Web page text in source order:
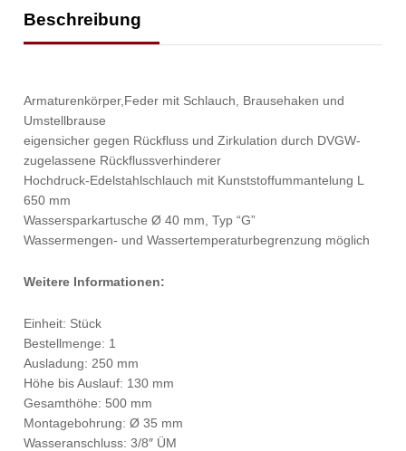
Beschreibung
Armaturenkörper,Feder mit Schlauch, Brausehaken und
Umstellbrause
eigensicher gegen Rückfluss und Zirkulation durch DVGW-
zugelassene Rückflussverhinderer
Hochdruck-Edelstahlschlauch mit Kunststoffummantelung L
650 mm
Wassersparkartusche Ø 40 mm, Typ “G”
Wassermengen- und Wassertemperaturbegrenzung möglich
Weitere Informationen:
Einheit: Stück
Bestellmenge: 1
Ausladung: 250 mm
Höhe bis Auslauf: 130 mm
Gesamthöhe: 500 mm
Montagebohrung: Ø 35 mm
Wasseranschluss: 3/8″ ÜM